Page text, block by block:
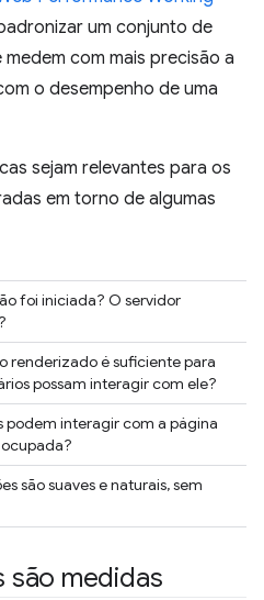
um conjunto de
com mais precisão a
o desempenho de uma
sejam relevantes para os
em torno de algumas
foi iniciada? O servidor
renderizado é suficiente para
possam interagir com ele?
podem interagir com a página
são suaves e naturais, sem
são medidas